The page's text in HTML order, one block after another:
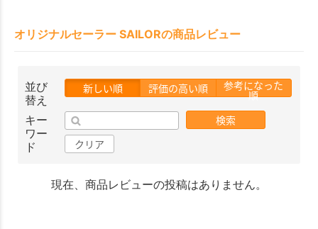
オリジナルセーラー SAILORの商品レビュー
並び
替え
新しい順 評価の高い順 参考になった
順
キー
ワー
ド
検索
クリア
現在、商品レビューの投稿はありません。